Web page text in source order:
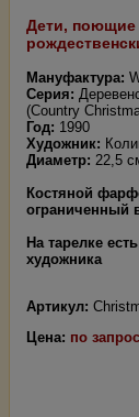
Дети, поющие
Мануфактура:
Серия:
(Country
Год: 1990
Художник:
Диаметр: 22,5
Костяной
ограниченный
На тарелке
художника
Артикул:
Цена: по